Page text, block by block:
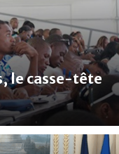
le casse-tête